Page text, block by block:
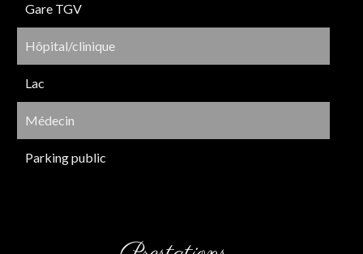
Gare TGV
Hôpital/clinique
Lac
Médecin
Parking public